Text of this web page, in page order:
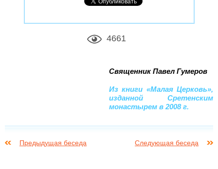
4661
Священник Павел Гумеров
Из книги «Малая Церковь»,
изданной Сретенским
монастырем в 2008 г.
Предыдущая беседа Следующая беседа